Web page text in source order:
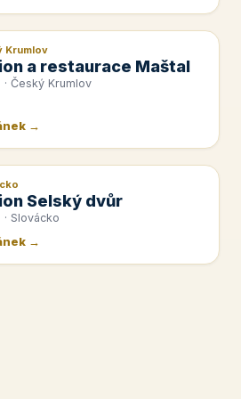
Krumlov
a restaurace Maštal
· Český Krumlov
→
Selský dvůr
Slovácko
→